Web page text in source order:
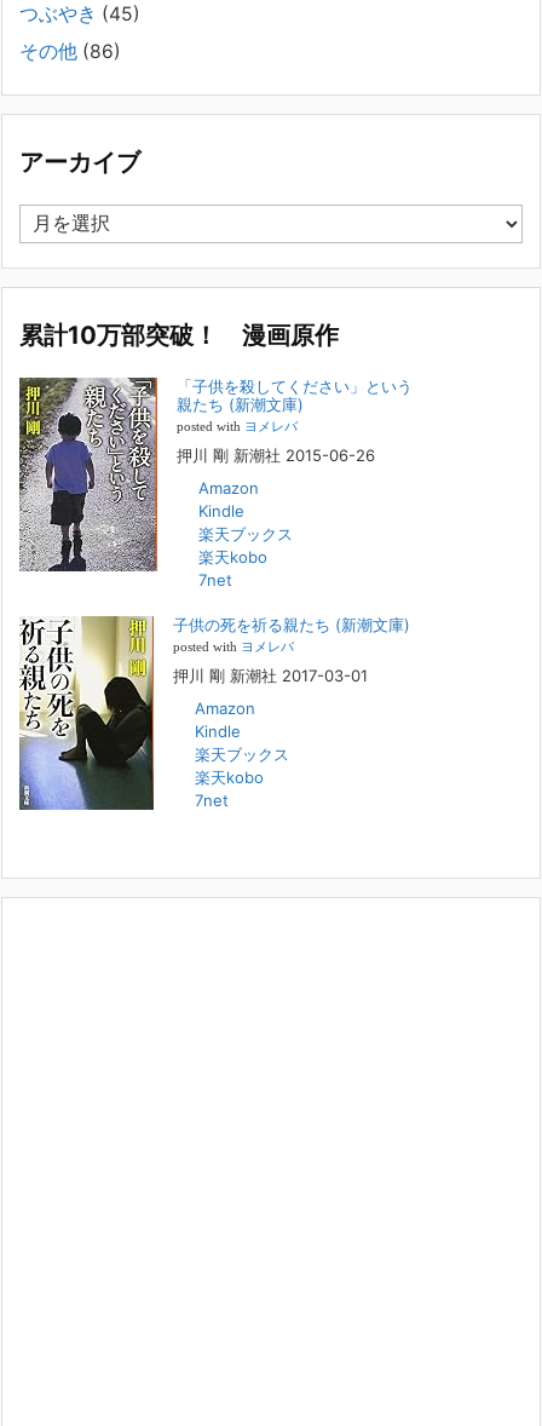
長年問題解決に至らない家族のパターンのうち、弊社の相談で多い事例
景・特徴続きをみる
集英社オンラインのインタビューを受けました。「漫
画といえば集英社！」というく…
2023年3月1日
集英社オンラインのインタビューを受けました。「漫画といえば集英
社！」というくらいの大御所が、「子供を殺してくださいという親た
名誉です。h[...]
若年層の子供の問題
『「子供を殺してください」という親たち』では、先月まで、10代の対
象者をテーマにした回、「ケース19 奴隷化する親たち」をお送りして
いました。こちらは、最終話をコミックバンチWebで読むことができま
す[...]
FBS福岡放送『目撃者f』出演情報
2022年2月27日
本日（日曜）深夜1時25分～FBS福岡放送『目撃者f』で、（株）トキワ
されます。「俺がつなげてやる～コワモテ“説得屋”の生き様～」続きを
[...]
人と“直接”向き合うことの価値
2022年1月14日
2022年になりました。すでに言い尽くされていることではありますが、
コロナ禍は、日々の生活や生き方そのものを考える機会となりました。
つぶやき (45)
その他 (86)
アーカイブ
ー
カ
ブ
累計10万部突破！ 漫画原作
「子供を殺してください」という
親たち (新潮文庫)
posted with ヨメレバ
押川 剛 新潮社 2015-06-26
Amazon
Kindle
楽天ブックス
楽天kobo
7net
子供の死を祈る親たち (新潮文庫)
posted with ヨメレバ
押川 剛 新潮社 2017-03-01
Amazon
Kindle
楽天ブックス
楽天kobo
7net